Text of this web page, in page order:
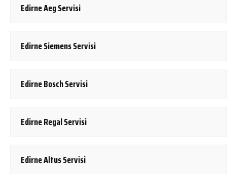
Edirne Aeg Servisi
Edirne Siemens Servisi
Edirne Bosch Servisi
Edirne Regal Servisi
Edirne Altus Servisi